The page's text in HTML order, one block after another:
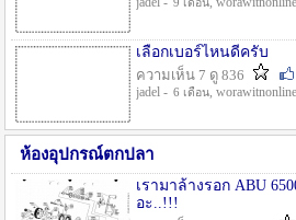
9 เดือน
เลือกเบอร์ไหนดีครับ
ความเห็น 7 ดู 836
jadel - 6 เดือน,
ห้องอุปกรณ์ตกปลา
เรามาล้างรอก ABU 6500C
อะ..!!!